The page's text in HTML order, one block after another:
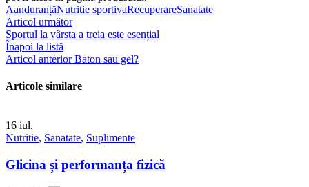
AanduranțăNutritie sportivaRecuperareSanatate
Articol următor
Sportul la vârsta a treia este esențial
Înapoi la listă
Articol anterior Baton sau gel?
Articole similare
16 iul.
Nutritie, Sanatate, Suplimente
Glicina și performanța fizică